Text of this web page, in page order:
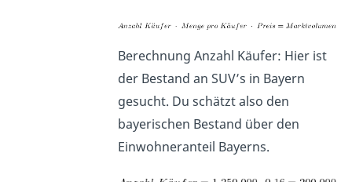
Berechnung Anzahl Käufer: Hier ist
der Bestand an SUV’s in Bayern
gesucht. Du schätzt also den
bayerischen Bestand über den
Einwohneranteil Bayerns.